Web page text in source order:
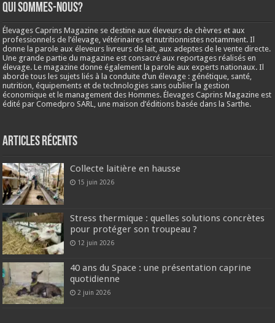
Qui sommes-nous?
Élevages Caprins Magazine se destine aux éleveurs de chèvres et aux
professionnels de l’élevage, vétérinaires et nutritionnistes notamment. Il
donne la parole aux éleveurs livreurs de lait, aux adeptes de le vente directe.
Une grande partie du magazine est consacré aux reportages réalisés en
élevage. Le magazine donne également la parole aux experts nationaux. Il
aborde tous les sujets liés à la conduite d’un élevage : génétique, santé,
nutrition, équipements et de technologies sans oublier la gestion
économique et le management des Hommes. Élevages Caprins Magazine est
édité par Comedpro SARL, une maison d’éditions basée dans la Sarthe.
Articles récents
Collecte laitière en hausse
15 juin 2026
Stress thermique : quelles solutions concrètes
pour protéger son troupeau ?
12 juin 2026
40 ans du Space : une présentation caprine
quotidienne
2 juin 2026